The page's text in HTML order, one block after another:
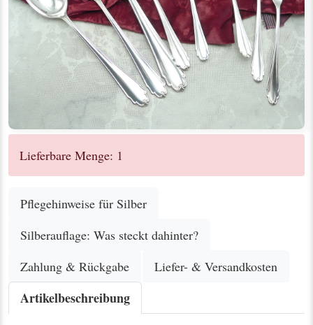
Lieferbare Menge: 1
Pflegehinweise für Silber
Silberauflage: Was steckt dahinter?
Zahlung & Rückgabe
Liefer- & Versandkosten
Artikelbeschreibung